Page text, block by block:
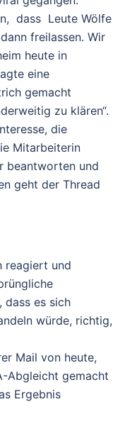
dass Leute Wölfe
freilassen. Wir
heute in
eine
gemacht
zu klären“.
die
Mitarbeiterin
beantworten und
geht der Thread
reagiert und
dass es sich
würde, richtig,
Mail von heute,
Abgleicht gemacht
Ergebnis